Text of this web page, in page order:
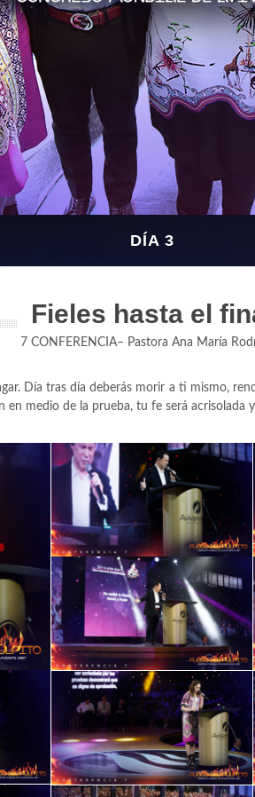
DÍA 3
Fieles hasta el
7 CONFERENCIA– Pastora Ana María
Día tras día deberás morir a ti mismo,
medio de la prueba, tu fe será acrisolada